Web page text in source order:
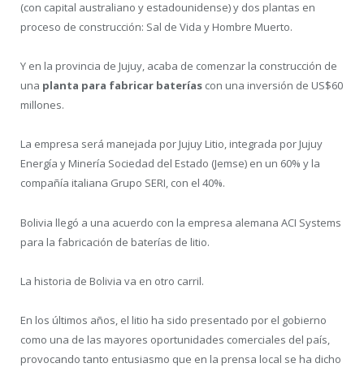
(con capital australiano y estadounidense) y dos plantas en
proceso de construcción: Sal de Vida y Hombre Muerto.
Y en la provincia de Jujuy, acaba de comenzar la construcción de
una planta para fabricar baterías con una inversión de US$60
millones.
La empresa será manejada por Jujuy Litio, integrada por Jujuy
Energía y Minería Sociedad del Estado (Jemse) en un 60% y la
compañía italiana Grupo SERI, con el 40%.
Bolivia llegó a una acuerdo con la empresa alemana ACI Systems
para la fabricación de baterías de litio.
La historia de Bolivia va en otro carril.
En los últimos años, el litio ha sido presentado por el gobierno
como una de las mayores oportunidades comerciales del país,
provocando tanto entusiasmo que en la prensa local se ha dicho